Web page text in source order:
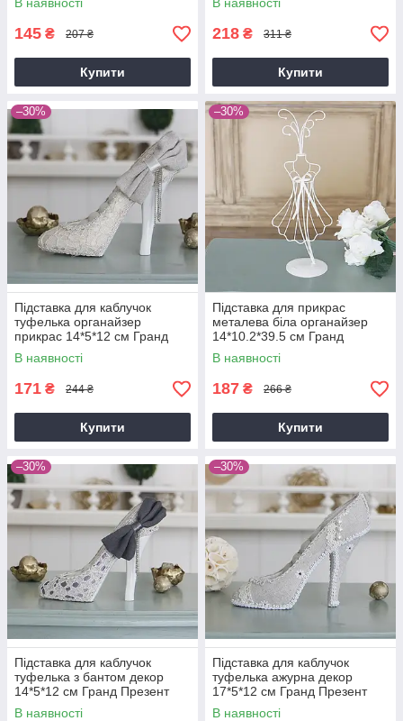
145 ₴ 207 ₴
Купити
218 ₴ 311 ₴
Купити
–30%
Підставка для каблучок
туфелька органайзер
прикрас 14*5*12 см Гранд
Презент GM09-J9018A
В наявності
171 ₴ 244 ₴
Купити
–30%
Підставка для прикрас
металева біла органайзер
14*10.2*39.5 см Гранд
Презент GM19-13234A-1
В наявності
187 ₴ 266 ₴
Купити
–30%
Підставка для каблучок
туфелька з бантом декор
14*5*12 см Гранд Презент
GM09-J9018B
В наявності
–30%
Підставка для каблучок
туфелька ажурна декор
17*5*12 см Гранд Презент
GM143-31008
В наявності